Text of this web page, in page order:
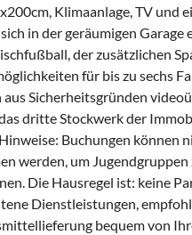
Klimaanlage, TV und
in der geräumigen
der zusätzlichen
für bis zu sechs
Sicherheitsgründen
dritte Stockwerk der
Buchungen können
werden, um
Die Hausregel ist: keine
Dienstleistungen,
bequem von